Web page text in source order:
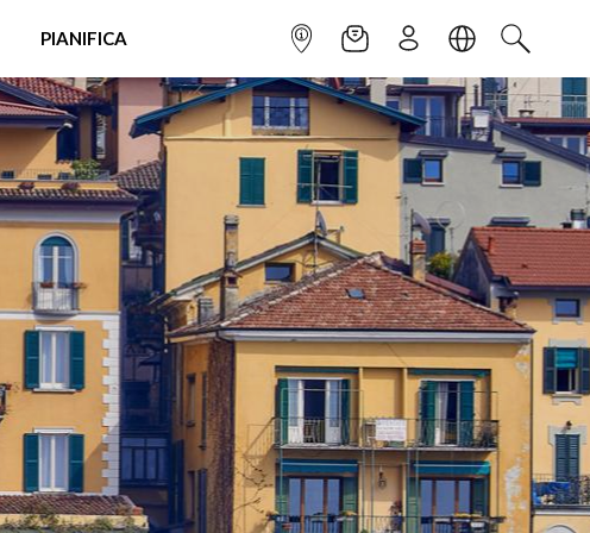
PIANIFICA INFOPOINTNEWSLETTER
ISCRIVITILINGUACERCA